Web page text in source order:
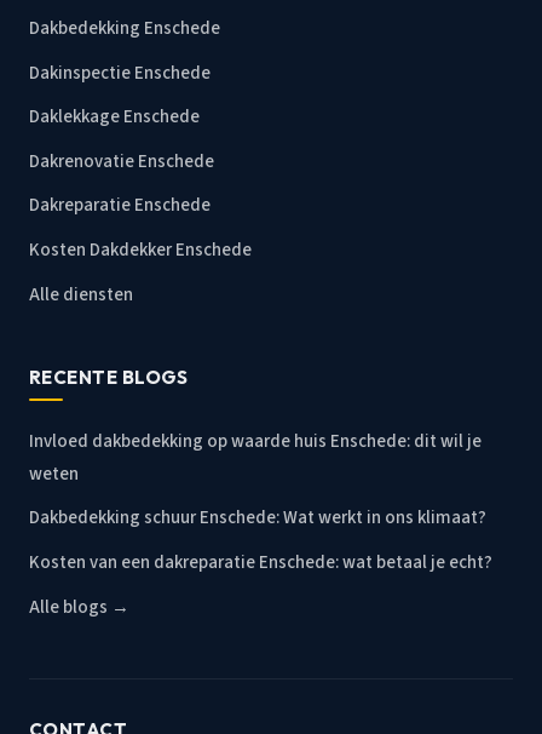
Dakbedekking Enschede
Dakinspectie Enschede
Daklekkage Enschede
Dakrenovatie Enschede
Dakreparatie Enschede
Kosten Dakdekker Enschede
Alle diensten
RECENTE BLOGS
Invloed dakbedekking op waarde huis Enschede: dit wil je
weten
Dakbedekking schuur Enschede: Wat werkt in ons klimaat?
Kosten van een dakreparatie Enschede: wat betaal je echt?
Alle blogs →